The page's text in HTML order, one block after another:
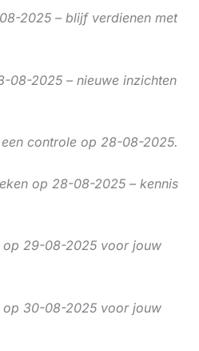
2025 – blijf verdienen met
08-2025 – nieuwe inzichten
controle op 28-08-2025.
op 28-08-2025 – kennis
29-08-2025 voor jouw
30-08-2025 voor jouw